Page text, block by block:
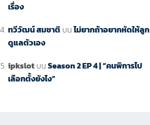
เรื่อง
ทวีวัฒน์ สมชาติ บนไม่ยากถ้าอยากหัดให้ลูก
ดูแลตัวเอง
ipkslot บนSeason 2 EP 4 | “คนพิการไป
เลือกตั้งยังไง”